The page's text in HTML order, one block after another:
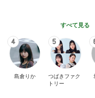
すべて見る
4
島倉りか
5
つばきファク
トリー